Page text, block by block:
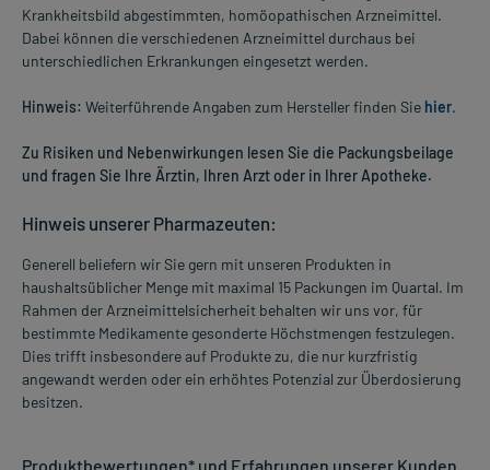
Krankheitsbild abgestimmten, homöopathischen Arzneimittel.
Dabei können die verschiedenen Arzneimittel durchaus bei
unterschiedlichen Erkrankungen eingesetzt werden.
Hinweis: Weiterführende Angaben zum Hersteller finden Sie hier.
Zu Risiken und Nebenwirkungen lesen Sie die Packungsbeilage
und fragen Sie Ihre Ärztin, Ihren Arzt oder in Ihrer Apotheke.
Hinweis unserer Pharmazeuten:
Generell beliefern wir Sie gern mit unseren Produkten in
haushaltsüblicher Menge mit maximal 15 Packungen im Quartal. Im
Rahmen der Arzneimittelsicherheit behalten wir uns vor, für
bestimmte Medikamente gesonderte Höchstmengen festzulegen.
Dies trifft insbesondere auf Produkte zu, die nur kurzfristig
angewandt werden oder ein erhöhtes Potenzial zur Überdosierung
besitzen.
Produktbewertungen* und Erfahrungen unserer Kunden